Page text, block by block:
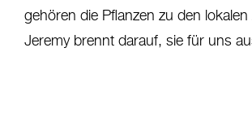
gehören die Pflanzen zu den
Jeremy brennt darauf, sie für uns